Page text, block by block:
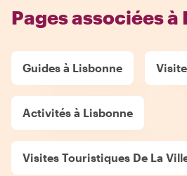
Pages associées à
Guides à Lisbonne
Activités à Lisbonne
Visites Touristiques De La